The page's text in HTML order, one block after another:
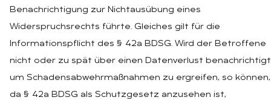
Benachrichtigung zur Nichtausübung eines
Widerspruchsrechts führte. Gleiches gilt für die
Informationspflicht des § 42a BDSG. Wird der Betroffene
nicht oder zu spät über einen Datenverlust
um Schadensabwehrmaßnahmen zu ergreifen, so können,
da § 42a BDSG als Schutzgesetz anzusehen ist,